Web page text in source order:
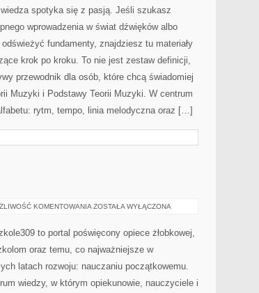
spotyka się z pasją. Jeśli szukasz
wprowadzenia w świat dźwięków albo
fundamenty, znajdziesz tu materiały
krok po kroku. To nie jest zestaw definicji,
przewodnik dla osób, które chcą świadomiej
Muzyki i Podstawy Teorii Muzyki. W centrum
rytm, tempo, linia melodyczna oraz […]
KOMENTOWANIA ADAPTACJA
ZOSTAŁA WYŁĄCZONA
to portal poświęcony opiece żłobkowej,
oraz temu, co najważniejsze w
latach rozwoju: nauczaniu początkowemu.
wiedzy, w którym opiekunowie, nauczyciele i